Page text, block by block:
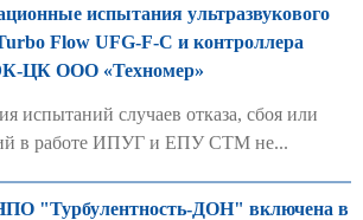
испытания ультразвукового
Flow UFG-F-С и контроллера
ЦК ООО «Техномер»
испытаний случаев отказа, сбоя или
в работе ИПУГ и ЕПУ СТМ не...
"Турбулентность-ДОН" включена в